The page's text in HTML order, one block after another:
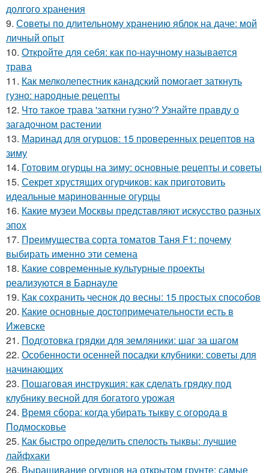
долгого хранения
9. Советы по длительному хранению яблок на даче: мой
личный опыт
10. Откройте для себя: как по-научному называется
трава
11. Как мелколепестник канадский помогает заткнуть
гузно: народные рецепты
12. Что такое трава 'заткни гузно'? Узнайте правду о
загадочном растении
13. Маринад для огурцов: 15 проверенных рецептов на
зиму
14. Готовим огурцы на зиму: основные рецепты и советы
15. Секрет хрустящих огурчиков: как приготовить
идеальные маринованные огурцы
16. Какие музеи Москвы представляют искусство разных
эпох
17. Преимущества сорта томатов Таня F1: почему
выбирать именно эти семена
18. Какие современные культурные проекты
реализуются в Барнауле
19. Как сохранить чеснок до весны: 15 простых способов
20. Какие основные достопримечательности есть в
Ижевске
21. Подготовка грядки для земляники: шаг за шагом
22. Особенности осенней посадки клубники: советы для
начинающих
23. Пошаговая инструкция: как сделать грядку под
клубнику весной для богатого урожая
24. Время сбора: когда убирать тыкву с огорода в
Подмосковье
25. Как быстро определить спелость тыквы: лучшие
лайфхаки
26. Выращивание огурцов на открытом грунте: самые